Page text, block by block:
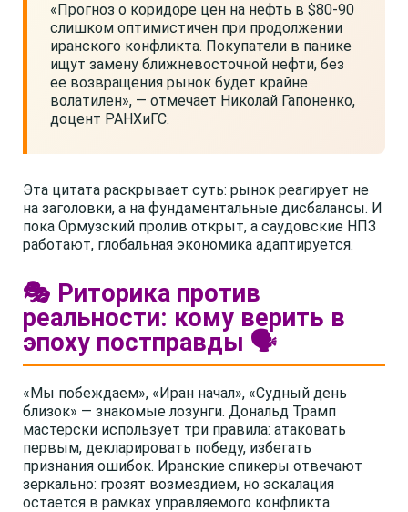
«Прогноз о коридоре цен на нефть в $80-90
слишком оптимистичен при продолжении
иранского конфликта. Покупатели в панике
ищут замену ближневосточной нефти, без
ее возвращения рынок будет крайне
волатилен», — отмечает Николай Гапоненко,
доцент РАНХиГС.
Эта цитата раскрывает суть: рынок реагирует не
на заголовки, а на фундаментальные дисбалансы. И
пока Ормузский пролив открыт, а саудовские НПЗ
работают, глобальная экономика адаптируется.
🎭 Риторика против
реальности: кому верить в
эпоху постправды 🗣️
«Мы побеждаем», «Иран начал», «Судный день
близок» — знакомые лозунги. Дональд Трамп
мастерски использует три правила: атаковать
первым, декларировать победу, избегать
признания ошибок. Иранские спикеры отвечают
зеркально: грозят возмездием, но эскалация
остается в рамках управляемого конфликта.